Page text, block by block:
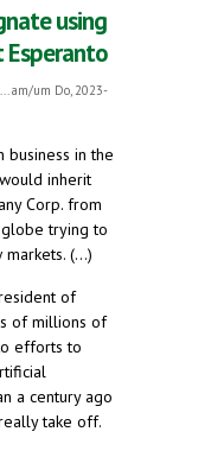
using
am/um Do, 2023-
business in the
inherit
Corp. from
globe trying to
(...)
of
of millions of
efforts to
a century ago
take off.